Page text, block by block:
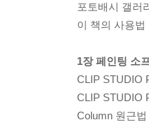
포토배시 갤러
이 책의 사용법
1장 페인팅 소
CLIP STUDIO
CLIP STUDIO
Column 원근법